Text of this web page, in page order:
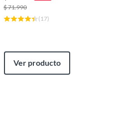
cajon
$71.990
( 17)
Ver producto